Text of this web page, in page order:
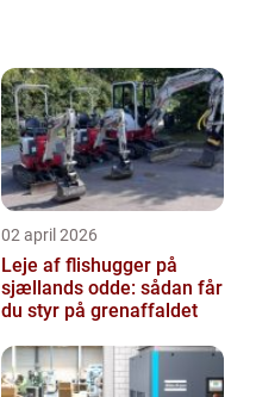
02 april 2026
Leje af flishugger på
sjællands odde: sådan får
du styr på grenaffaldet